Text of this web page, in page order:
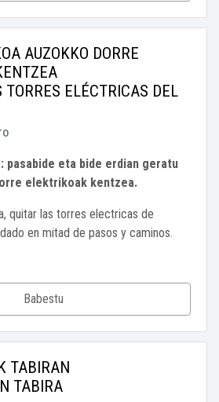
AUZOKKO DORRE
TORRES ELÉCTRICAS DEL
pasabide eta bide erdian geratu
elektrikoak kentzea.
quitar las torres electricas de
en mitad de pasos y caminos.
Babestu
TABIRAN
TABIRA